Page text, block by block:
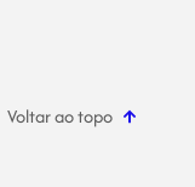
Voltar ao topo